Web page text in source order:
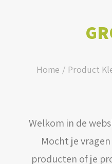
BUDGET ASSORTIMENT
WEBSHOP
LOGIN / REGISTER
WINKELWAGEN
Home Product
Welkom in de
Mocht je
producten of je